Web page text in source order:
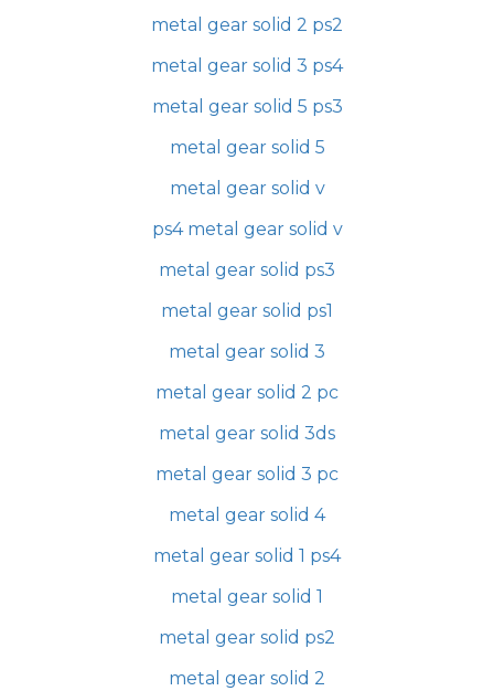
metal gear solid 2 ps2
metal gear solid 3 ps4
metal gear solid 5 ps3
metal gear solid 5
metal gear solid v
ps4 metal gear solid v
metal gear solid ps3
metal gear solid ps1
metal gear solid 3
metal gear solid 2 pc
metal gear solid 3ds
metal gear solid 3 pc
metal gear solid 4
metal gear solid 1 ps4
metal gear solid 1
metal gear solid ps2
metal gear solid 2